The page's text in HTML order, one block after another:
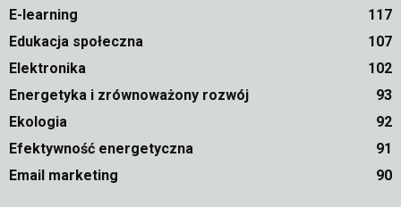
E-learning
117
Edukacja społeczna
107
Elektronika
102
Energetyka i zrównoważony rozwój
93
Ekologia
92
Efektywność energetyczna
91
Email marketing
90